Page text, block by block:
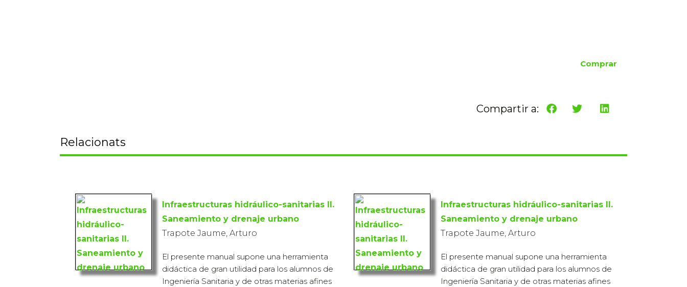
Comprar
Compartir a:
Relacionats
Infraestructuras hidráulico-sanitarias II.
Saneamiento y drenaje urbano
Trapote Jaume, Arturo
El presente manual supone una herramienta
didáctica de gran utilidad para los alumnos de
Ingeniería Sanitaria y de otras materias afines
Infraestructuras hidráulico-sanitarias II.
Saneamiento y drenaje urbano
Trapote Jaume, Arturo
El presente manual supone una herramienta
didáctica de gran utilidad para los alumnos de
Ingeniería Sanitaria y de otras materias afines